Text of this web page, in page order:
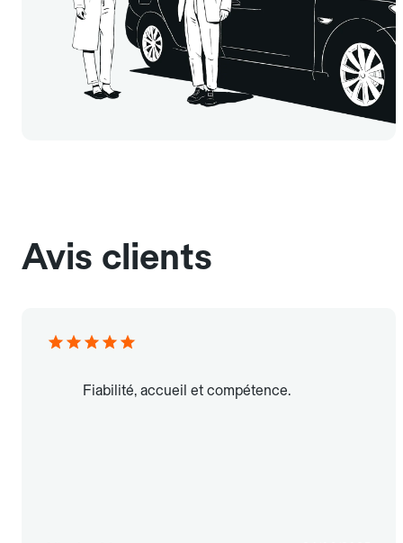
Avis clients
Fiabilité, accueil et compétence.